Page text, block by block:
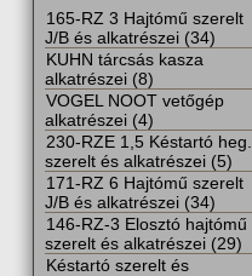
165-RZ 3 Hajtómű szerelt
J/B és alkatrészei (34)
KUHN tárcsás kasza
alkatrészei (8)
VOGEL NOOT vetőgép
alkatrészei (4)
230-RZE 1,5 Késtartó heg.
szerelt és alkatrészei (5)
171-RZ 6 Hajtómű szerelt
J/B és alkatrészei (34)
146-RZ-3 Elosztó hajtómű
szerelt és alkatrészei (29)
Késtartó szerelt és